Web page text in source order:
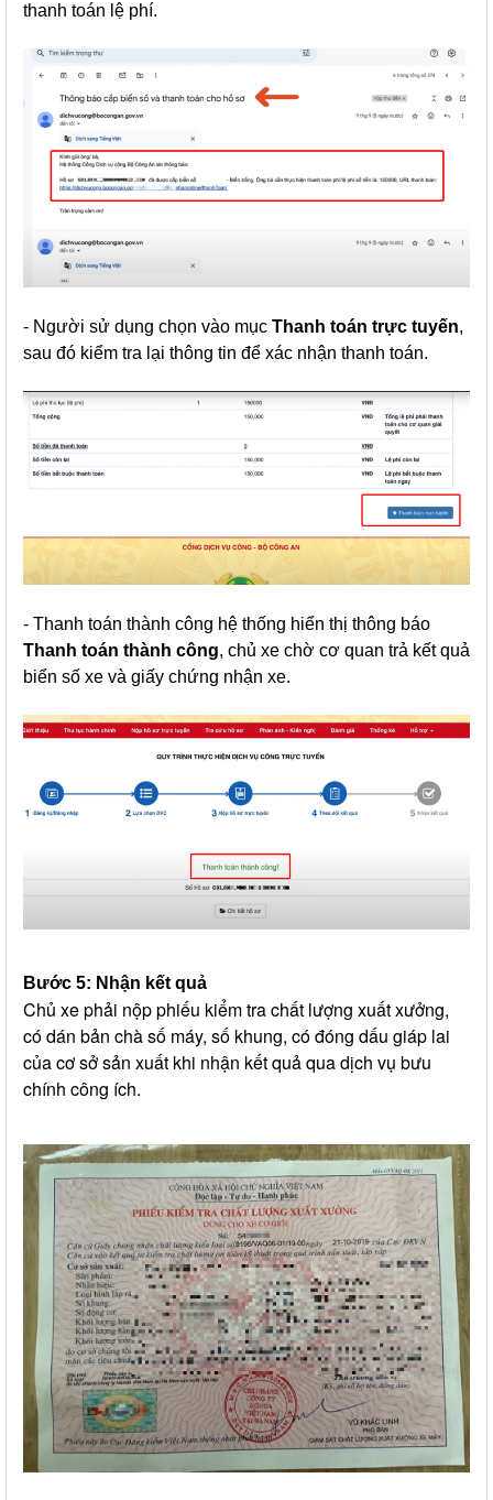
thanh toán lệ phí.
- Người sử dụng chọn vào mục Thanh toán trực tuyến,
sau đó kiểm tra lại thông tin để xác nhận thanh toán.
- Thanh toán thành công hệ thống hiển thị thông báo
Thanh toán thành công, chủ xe chờ cơ quan trả kết quả
biển số xe và giấy chứng nhận xe.
Bước 5: Nhận kết quả
Chủ xe phải nộp phiếu kiểm tra chất lượng xuất xưởng,
có dán bản chà số máy, số khung, có đóng dấu giáp lai
của cơ sở sản xuất khi nhận kết quả qua dịch vụ bưu
chính công ích.